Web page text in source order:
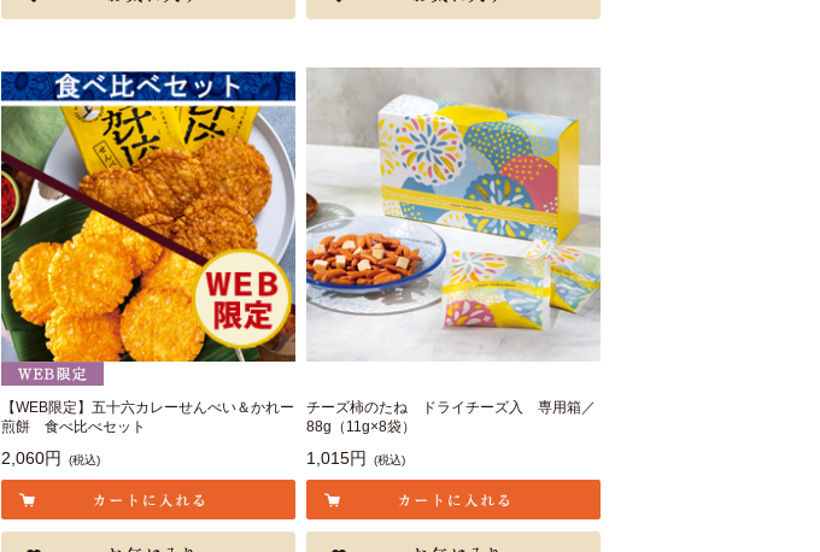
【WEB限定】五十六カレーせんべい＆かれー
煎餅 食べ比べセット
2,060円 (税込)
チーズ柿のたね ドライチーズ入 専用箱／
88g（11g×8袋）
1,015円 (税込)